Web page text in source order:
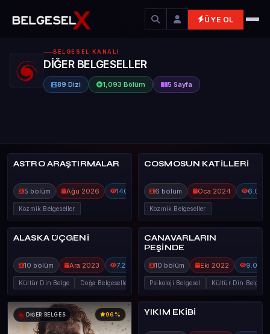
ÜYE OL
BELGESEL KANALI
DİĞER BELGESELLER
89 Dizi 1,093 Bölüm 5 Sayfa
DİĞER BELGES
ASTRO ARAŞTIRMALAR
5 bölüm Ağu 2026 140
Kozmik Belgeseller
DİĞER BELGES
COSMOSUN KATİLLERİ
6 bölüm Oca 2024 6.0B
Kozmik Belgeseller
DİĞER BELGES
ALASKA ÜÇGENİ
10 bölüm Ara 2023 7.2B
Kültür Din Belge Doğa Belgeselleri
DİĞER BELGES
CANAVARLARIN
PEŞİNDE
10 bölüm Eki 2022 9.0B
Psikoloji Belgesel Kültür Din Belge
DİĞER BELGES 96% DİĞER BELGES
YIKIM EKİBİ